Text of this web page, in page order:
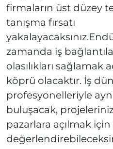
firmaların üst düzey
tanışma fırsatı
zamanda iş
olasılıkları sağlamak
köprü olacaktır. İş
profesyonelleriyle
buluşacak,
pazarlara açılmak için